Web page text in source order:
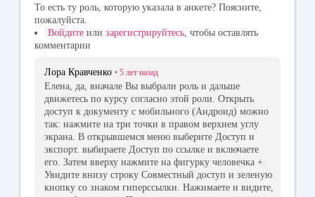
То есть ту роль, которую указала в анкете? Поясните,
пожалуйста.
Войдите или зарегистрируйтесь , чтобы оставлять
комментарии
Лора Кравченко • 5 лет назад
Елена, да, вначале Вы выбрали роль и дальше
движетесь по курсу согласно этой роли. Открыть
доступ к документу с мобильного (Андроид) можно
так: нажмите на три точки в правом верхнем углу
экрана. В открывшемся меню выберите Доступ и
экспорт. выбираете Доступ по ссылке и включаете
его. Затем вверху нажмите на фигурку человечка +.
Увидите внизу строку Совместный доступ и зеленую
кнопку со знаком гиперссылки. Нажимаете и видите,